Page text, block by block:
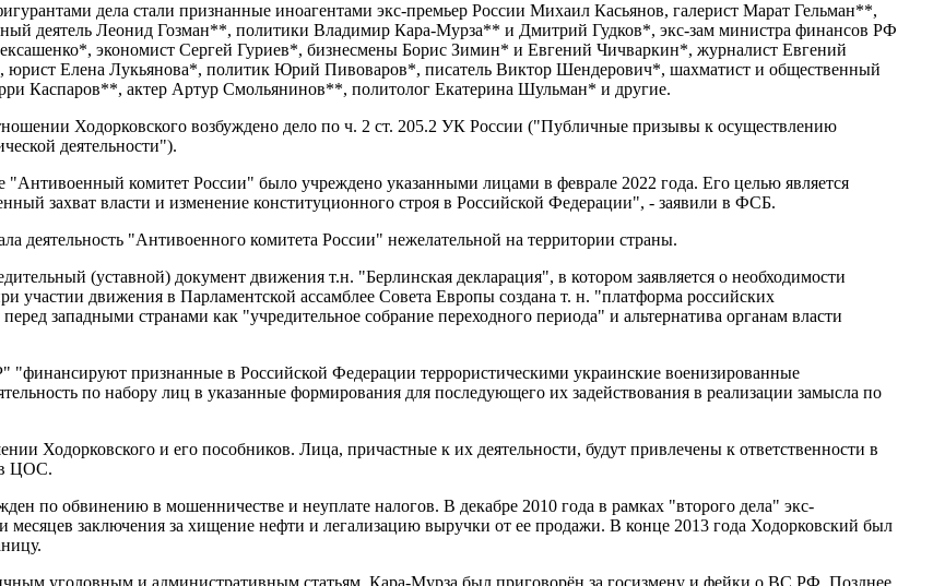
дела стали признанные иноагентами экс-премьер России Михаил Касьянов, галерист Марат Гельман**,
деятель Леонид Гозман**, политики Владимир Кара-Мурза** и Дмитрий Гудков*, экс-зам министра финансов РФ
экономист Сергей Гуриев*, бизнесмены Борис Зимин* и Евгений Чичваркин*, журналист Евгений
юрист Елена Лукьянова*, политик Юрий Пивоваров*, писатель Виктор Шендерович*, шахматист и общественный
Каспаров**, актер Артур Смольянинов**, политолог Екатерина Шульман* и другие.
Ходорковского возбуждено дело по ч. 2 ст. 205.2 УК России ("Публичные призывы к осуществлению
деятельности").
комитет России" было учреждено указанными лицами в феврале 2022 года. Его целью является
захват власти и изменение конституционного строя в Российской Федерации", - заявили в ФСБ.
"Антивоенного комитета России" нежелательной на территории страны.
(уставной) документ движения т.н. "Берлинская декларация", в котором заявляется о необходимости
участии движения в Парламентской ассамблее Совета Европы создана т. н. "платформа российских
западными странами как "учредительное собрание переходного периода" и альтернатива органам власти
признанные в Российской Федерации террористическими украинские военизированные
по набору лиц в указанные формирования для последующего их задействования в реализации замысла по
Ходорковского и его пособников. Лица, причастные к их деятельности, будут привлечены к ответственности в
в ЦОС.
по обвинению в мошенничестве и неуплате налогов. В декабре 2010 года в рамках "второго дела" экс-
заключения за хищение нефти и легализацию выручки от ее продажи. В конце 2013 года Ходорковский был